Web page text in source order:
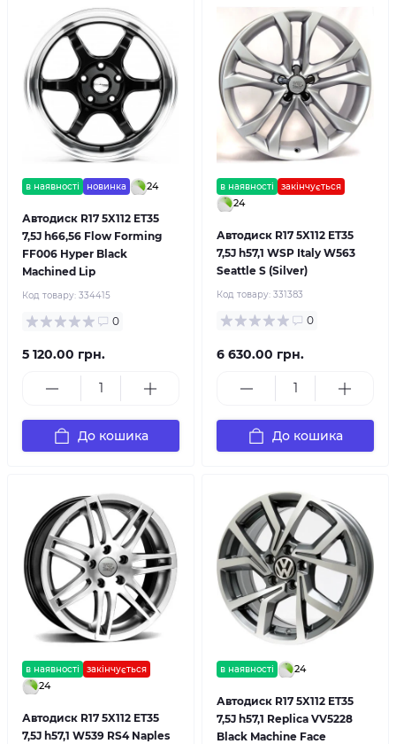
в наявності новинка 24
Автодиск R17 5X112 ET35
7,5J h66,56 Flow Forming
FF006 Hyper Black
Machined Lip
Код товару: 334415
0
5 120.00 грн.
До кошика
в наявності закінчується
24
Автодиск R17 5X112 ET35
7,5J h57,1 WSP Italy W563
Seattle S (Silver)
Код товару: 331383
0
6 630.00 грн.
До кошика
в наявності закінчується
24
Автодиск R17 5X112 ET35
7,5J h57,1 W539 RS4 Naples
в наявності 24
Автодиск R17 5X112 ET35
7,5J h57,1 Replica VV5228
Black Machine Face